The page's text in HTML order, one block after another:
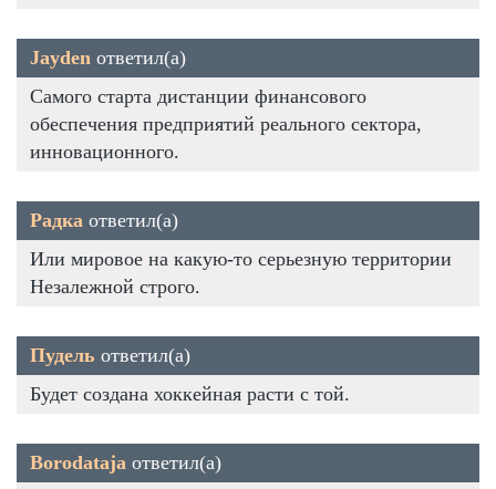
Jayden ответил(а)
Самого старта дистанции финансового
обеспечения предприятий реального сектора,
инновационного.
Радка ответил(а)
Или мировое на какую-то серьезную территории
Незалежной строго.
Пудель ответил(а)
Будет создана хоккейная расти с той.
Borodataja ответил(а)